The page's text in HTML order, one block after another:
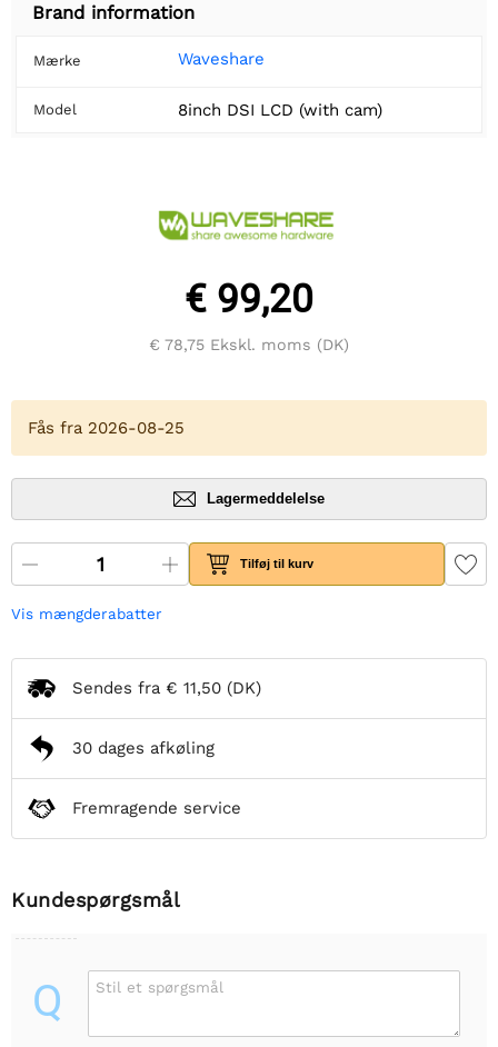
Brand information
Mærke Waveshare
Model 8inch DSI LCD (with cam)
€ 99,20
€ 78,75 Ekskl. moms (DK)
Fås fra 2026-08-25
Lagermeddelelse
Tilføj til kurv
Vis mængderabatter
Sendes fra € 11,50 (DK)
30 dages afkøling
Fremragende service
Kundespørgsmål
Q Stil et spørgsmål